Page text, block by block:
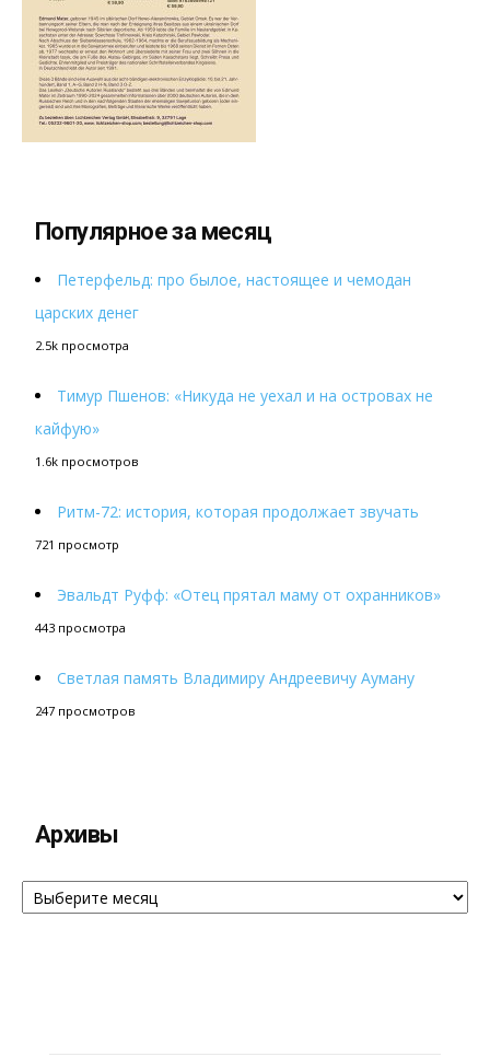
Популярное за месяц
Петерфельд: про былое, настоящее и чемодан
царских денег
2.5k просмотра
Тимур Пшенов: «Никуда не уехал и на островах не
кайфую»
1.6k просмотров
Ритм-72: история, которая продолжает звучать
721 просмотр
Эвальдт Руфф: «Отец прятал маму от охранников»
443 просмотра
Светлая память Владимиру Андреевичу Ауману
247 просмотров
Архивы
Архивы